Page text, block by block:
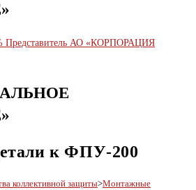
к ФПУ-200
коллективной защиты>Монтажные